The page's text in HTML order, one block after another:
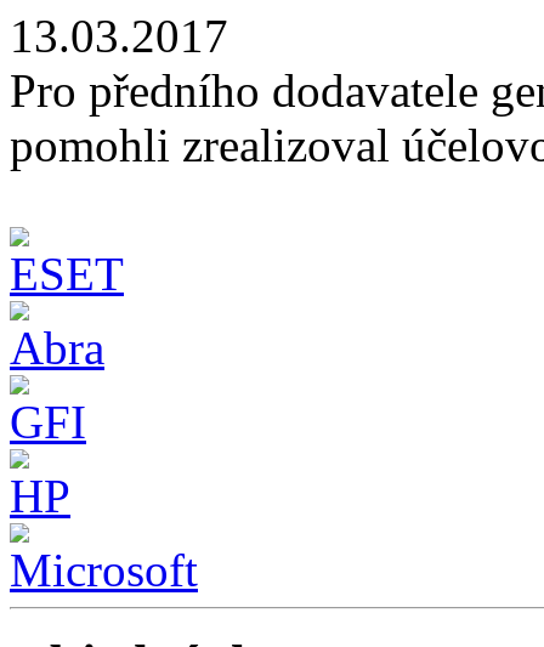
13.03.2017
Pro předního dodavatele
pomohli zrealizoval